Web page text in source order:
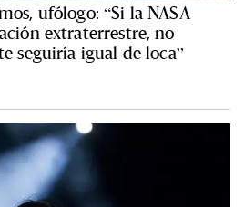
ufólogo: “Si la NASA
extraterrestre, no
seguiría igual de loca”